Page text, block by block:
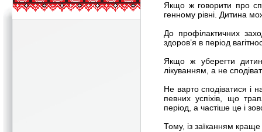
Якщо ж говорити про
генному рівні. Дитина
До профілактичних
здоров’я в період
Якщо ж уберегти
лікуванням, а не
Не варто сподіватися і
певних успіхів, що
період, а частіше це і
Тому, із заїканням